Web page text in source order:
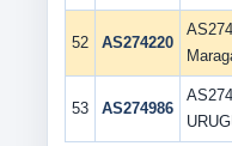
52 AS274220
53 AS274986